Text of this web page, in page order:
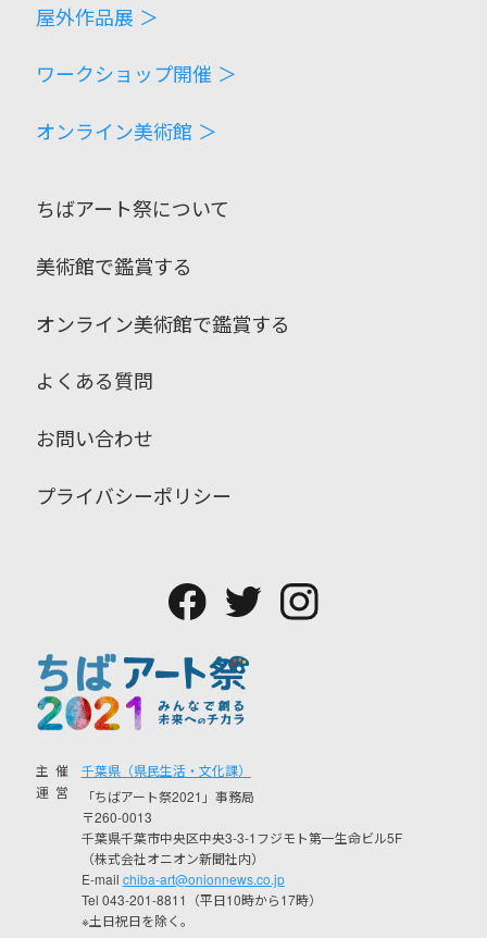
屋外作品展 ＞
ワークショップ開催 ＞
オンライン美術館 ＞
ちばアート祭について
美術館で鑑賞する
オンライン美術館で鑑賞する
よくある質問
お問い合わせ
プライバシーポリシー
主催
千葉県（県民生活・文化課）
運営
「ちばアート祭2021」事務局
〒260-0013
千葉県千葉市中央区中央3-3-1フジモト第一生命ビル5F
（株式会社オニオン新聞社内）
E-mail chiba-art@onionnews.co.jp
Tel 043-201-8811（平日10時から17時）
※土日祝日を除く。